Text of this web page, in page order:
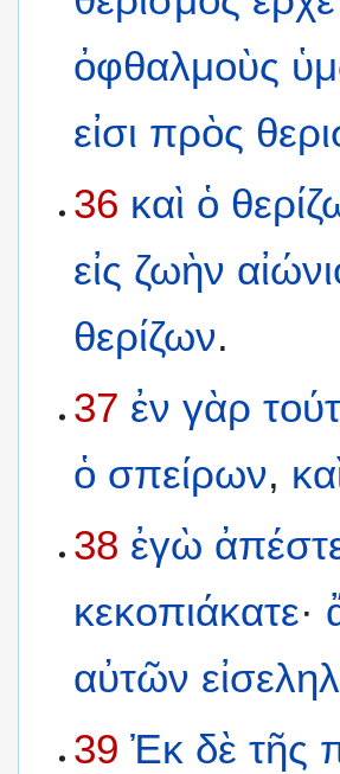
ὀφθαλμοὺς
εἰσι πρὸς
36 καὶ ὁ
εἰς ζωὴν
θερίζων.
37 ἐν γὰρ
ὁ σπείρων,
38 ἐγὼ
κεκοπιάκατε·
αὐτῶν
39 Ἐκ δὲ τῆς